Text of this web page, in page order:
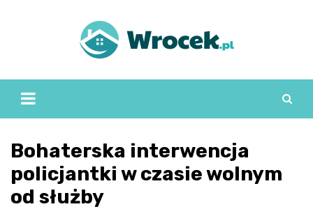
Bohaterska interwencja
policjantki w czasie wolnym
od służby